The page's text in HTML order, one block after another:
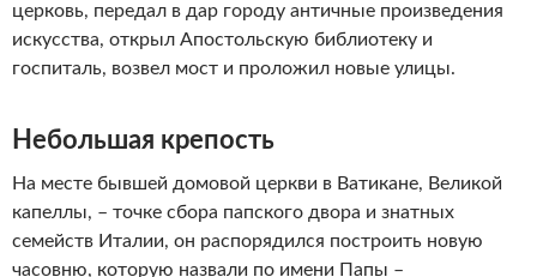
церковь, передал в дар городу античные произведения
искусства, открыл Апостольскую библиотеку и
госпиталь, возвел мост и проложил новые улицы.
Небольшая крепость
На месте бывшей домовой церкви в Ватикане, Великой
капеллы, – точке сбора папского двора и знатных
семейств Италии, он распорядился построить новую
часовню, которую назвали по имени Папы –